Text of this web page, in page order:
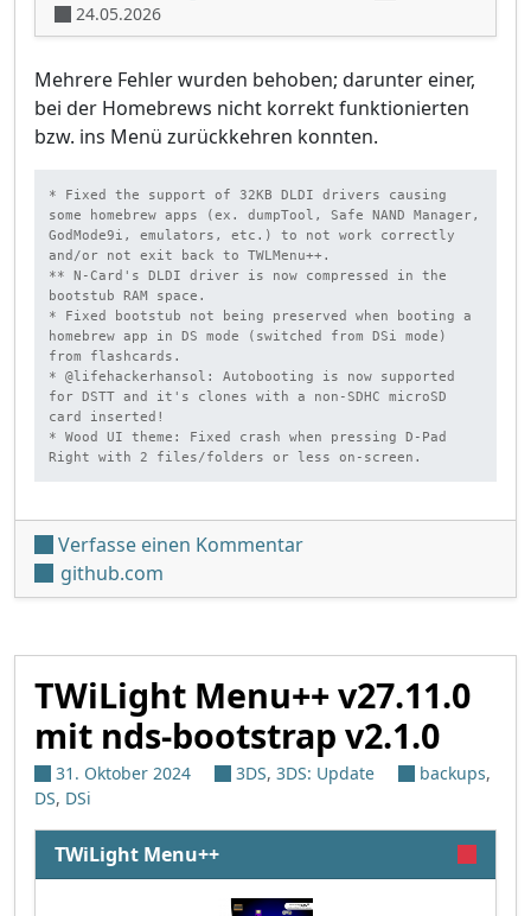
24.05.2026
Mehrere Fehler wurden behoben; darunter einer,
bei der Homebrews nicht korrekt funktionierten
bzw. ins Menü zurückkehren konnten.
* Fixed the support of 32KB DLDI drivers causing
some homebrew apps (ex. dumpTool, Safe NAND Manager,
GodMode9i, emulators, etc.) to not work correctly
and/or not exit back to TWLMenu++.
** N-Card's DLDI driver is now compressed in the
bootstub RAM space.
* Fixed bootstub not being preserved when booting a
homebrew app in DS mode (switched from DSi mode)
from flashcards.
* @lifehackerhansol: Autobooting is now supported
for DSTT and it's clones with a non-SDHC microSD
card inserted!
* Wood UI theme: Fixed crash when pressing D-Pad
Right with 2 files/folders or less on-screen.
Verfasse einen Kommentarunter 'TWiLight Menu++
github.com
TWiLight Menu++ v27.11.0
mit nds-bootstrap v2.1.0
31. Oktober 2024 3DS, 3DS: Update backups,
DS, DSi
TWiLight Menu++